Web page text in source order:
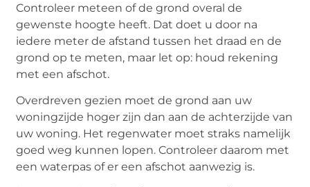
Controleer meteen of de grond overal de
gewenste hoogte heeft. Dat doet u door na
iedere meter de afstand tussen het draad en de
grond op te meten, maar let op: houd rekening
met een afschot.
Overdreven gezien moet de grond aan uw
woningzijde hoger zijn dan aan de achterzijde van
uw woning. Het regenwater moet straks namelijk
goed weg kunnen lopen. Controleer daarom met
een waterpas of er een afschot aanwezig is.